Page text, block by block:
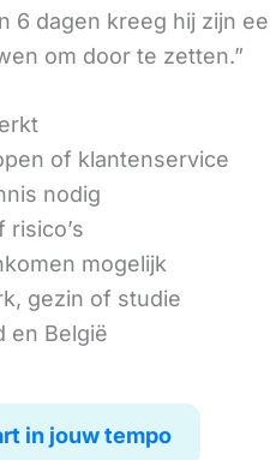
6 dagen kreeg hij zijn
om door te zetten.”
of klantenservice
nodig
risico’s
mogelijk
gezin of studie
en België
in jouw tempo